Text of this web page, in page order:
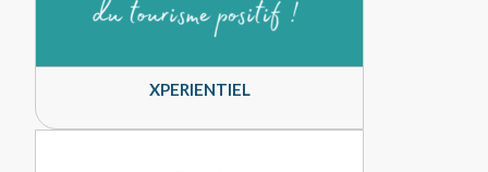
XPERIENTIEL